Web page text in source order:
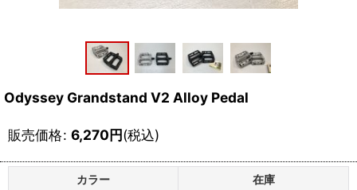
Odyssey Grandstand V2 Alloy Pedal
販売価格: 6,270円(税込)
カラー
在庫